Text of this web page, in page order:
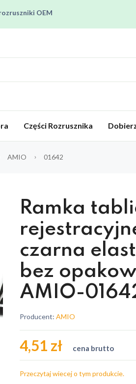
OEM
do piątku od 8:00 do 16:00
Części Rozrusznika
AMIO 01642
Ramka
czarna
bez
AMIO-
Producent: AMIO
4,51 zł cena brutto
Przeczytaj wiecej o tym produkcie.